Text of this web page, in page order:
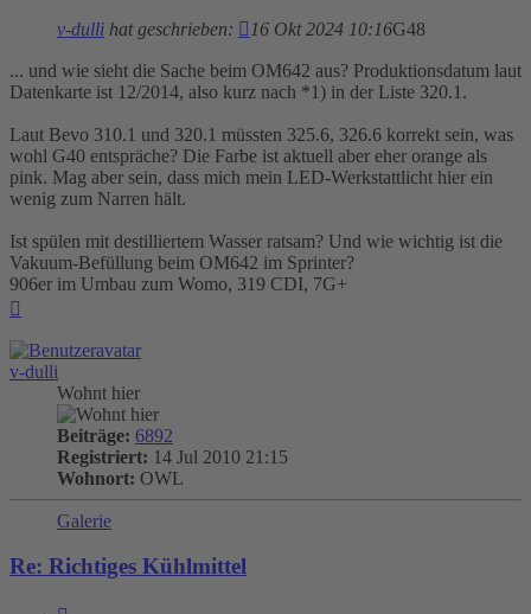
v-dulli hat geschrieben: 16 Okt 2024 10:16G48
... und wie sieht die Sache beim OM642 aus? Produktionsdatum laut
Datenkarte ist 12/2014, also kurz nach *1) in der Liste 320.1.
Laut Bevo 310.1 und 320.1 müssten 325.6, 326.6 korrekt sein, was
wohl G40 entspräche? Die Farbe ist aktuell aber eher orange als
pink. Mag aber sein, dass mich mein LED-Werkstattlicht hier ein
wenig zum Narren hält.
Ist spülen mit destilliertem Wasser ratsam? Und wie wichtig ist die
Vakuum-Befüllung beim OM642 im Sprinter?
906er im Umbau zum Womo, 319 CDI, 7G+
v-dulli
Wohnt hier
Beiträge: 6892
Registriert: 14 Jul 2010 21:15
Wohnort: OWL
Galerie
Re: Richtiges Kühlmittel